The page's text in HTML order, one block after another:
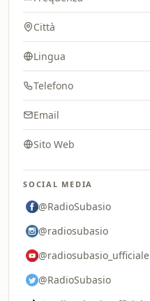
Città
Lingua
Telefono
Email
Sito Web
SOCIAL MEDIA
@RadioSubasio
@radiosubasio
@radiosubasio_ufficiale
@RadioSubasio